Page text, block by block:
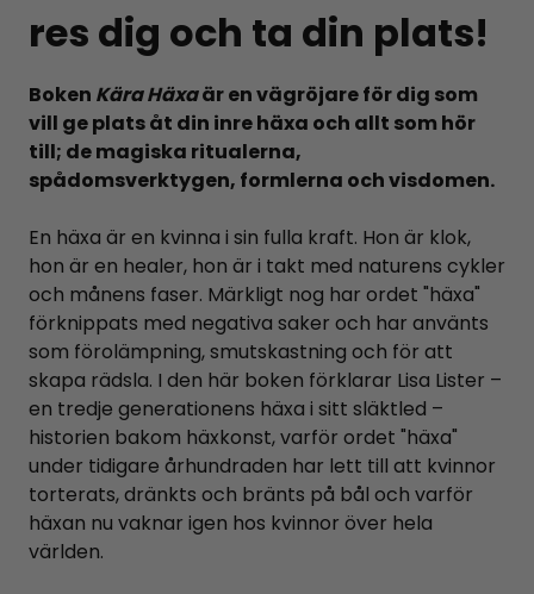
res dig och ta din plats!
Boken Kära Häxaär en vägröjare för dig som
vill ge plats åt din inre häxa och allt som hör
till; de magiska ritualerna,
spådomsverktygen, formlerna och visdomen.
En häxa är en kvinna i sin fulla kraft. Hon är klok,
hon är en healer, hon är i takt med naturens cykler
och månens faser. Märkligt nog har ordet "häxa"
förknippats med negativa saker och har använts
som förolämpning, smutskastning och för att
skapa rädsla. I den här boken förklarar Lisa Lister –
en tredje generationens häxa i sitt släktled –
historien bakom häxkonst, varför ordet "häxa"
under tidigare århundraden har lett till att kvinnor
torterats, dränkts och bränts på bål och varför
häxan nu vaknar igen hos kvinnor över hela
världen.